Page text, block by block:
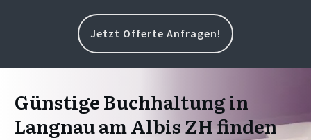
Jetzt Offerte Anfragen!
Günstige Buchhaltung in
Langnau am Albis ZH finden